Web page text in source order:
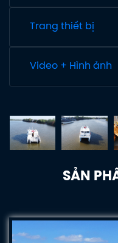
Trang thiết bị
Video + Hình ảnh
SẢN